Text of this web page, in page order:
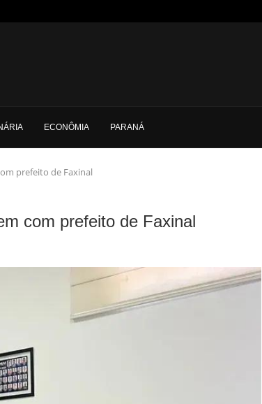
ECONÔMIA PARANÁ
prefeito de Faxinal
com prefeito de Faxinal